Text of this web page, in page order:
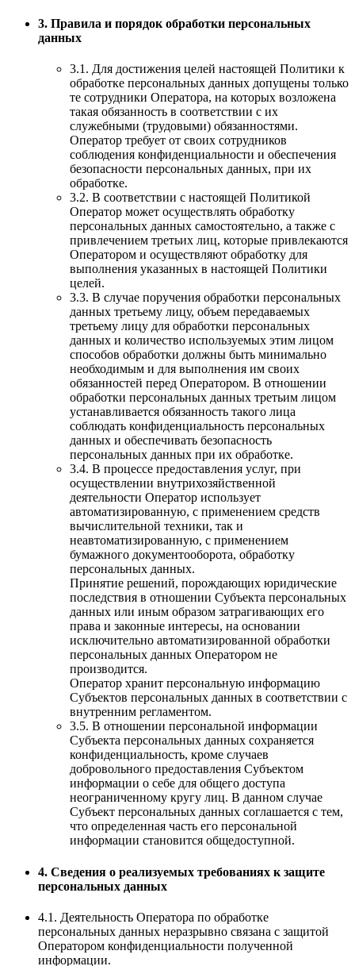
3. Правила и порядок обработки персональных
данных
3.1. Для достижения целей настоящей Политики к
обработке персональных данных допущены только
те сотрудники Оператора, на которых возложена
такая обязанность в соответствии с их
служебными (трудовыми) обязанностями.
Оператор требует от своих сотрудников
соблюдения конфиденциальности и обеспечения
безопасности персональных данных, при их
обработке.
3.2. В соответствии с настоящей Политикой
Оператор может осуществлять обработку
персональных данных самостоятельно, а также с
привлечением третьих лиц, которые привлекаются
Оператором и осуществляют обработку для
выполнения указанных в настоящей Политики
целей.
3.3. В случае поручения обработки персональных
данных третьему лицу, объем передаваемых
третьему лицу для обработки персональных
данных и количество используемых этим лицом
способов обработки должны быть минимально
необходимым и для выполнения им своих
обязанностей перед Оператором. В отношении
обработки персональных данных третьим лицом
устанавливается обязанность такого лица
соблюдать конфиденциальность персональных
данных и обеспечивать безопасность
персональных данных при их обработке.
3.4. В процессе предоставления услуг, при
осуществлении внутрихозяйственной
деятельности Оператор использует
автоматизированную, с применением средств
вычислительной техники, так и
неавтоматизированную, с применением
бумажного документооборота, обработку
персональных данных.
Принятие решений, порождающих юридические
последствия в отношении Субъекта персональных
данных или иным образом затрагивающих его
права и законные интересы, на основании
исключительно автоматизированной обработки
персональных данных Оператором не
производится.
Оператор хранит персональную информацию
Субъектов персональных данных в соответствии с
внутренним регламентом.
3.5. В отношении персональной информации
Субъекта персональных данных сохраняется
конфиденциальность, кроме случаев
добровольного предоставления Субъектом
информации о себе для общего доступа
неограниченному кругу лиц. В данном случае
Субъект персональных данных соглашается с тем,
что определенная часть его персональной
информации становится общедоступной.
4. Сведения о реализуемых требованиях к защите
персональных данных
4.1. Деятельность Оператора по обработке
персональных данных неразрывно связана с защитой
Оператором конфиденциальности полученной
информации.